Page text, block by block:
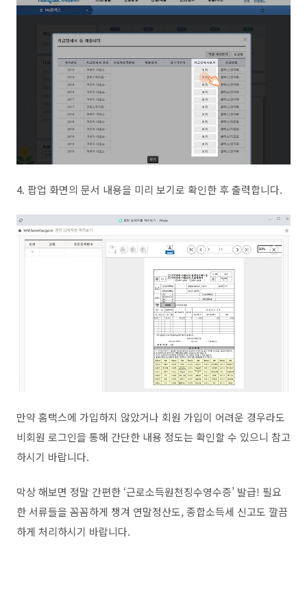
4. 팝업 화면의 문서 내용을 미리 보기로 확인한 후 출력합니다.
만약 홈택스에 가입하지 않았거나 회원 가입이 어려운 경우라도
비회원 로그인을 통해 간단한 내용 정도는 확인할 수 있으니 참고
하시기 바랍니다.
막상 해보면 정말 간편한 ‘근로소득원천징수영수증’ 발급! 필요
한 서류들을 꼼꼼하게 챙겨 연말정산도, 종합소득세 신고도 깔끔
하게 처리하시기 바랍니다.